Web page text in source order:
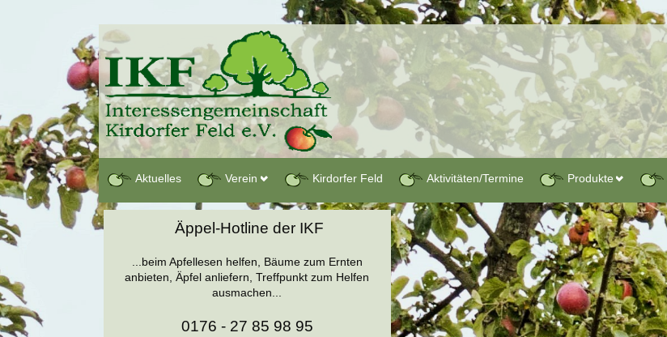
Aktuelles Verein Kirdorfer Feld Aktivitäten/Termine Produkte
Äppel-Hotline der IKF
...beim Apfellesen helfen, Bäume zum Ernten
anbieten, Äpfel anliefern, Treffpunkt zum Helfen
ausmachen...
0176 - 27 85 98 95